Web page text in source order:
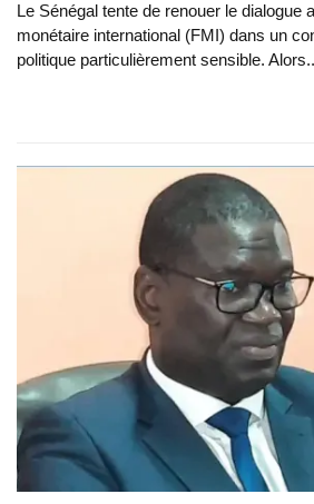
Le Sénégal tente de renouer le dialogue
monétaire international (FMI) dans un
politique particulièrement sensible.